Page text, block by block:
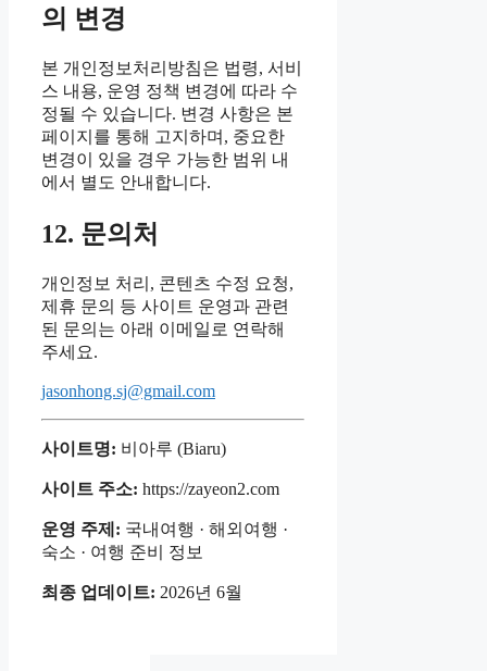
의 변경
본 개인정보처리방침은 법령, 서비
스 내용, 운영 정책 변경에 따라 수
정될 수 있습니다. 변경 사항은 본
페이지를 통해 고지하며, 중요한
변경이 있을 경우 가능한 범위 내
에서 별도 안내합니다.
12. 문의처
개인정보 처리, 콘텐츠 수정 요청,
제휴 문의 등 사이트 운영과 관련
된 문의는 아래 이메일로 연락해
주세요.
jasonhong.sj@gmail.com
사이트명: 비아루 (Biaru)
사이트 주소: https://zayeon2.com
운영 주제: 국내여행 · 해외여행 ·
숙소 · 여행 준비 정보
최종 업데이트: 2026년 6월